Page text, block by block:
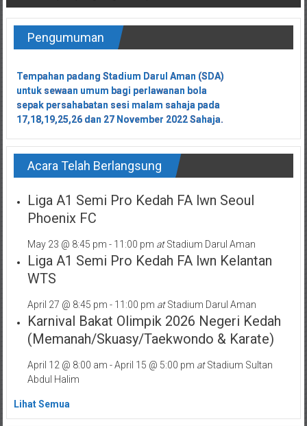
Pengumuman
Tempahan padang Stadium Darul Aman (SDA)
untuk sewaan umum bagi perlawanan bola
sepak persahabatan sesi malam sahaja pada
17,18,19,25,26 dan 27 November 2022 Sahaja.
Tempahan padang Stadium Darul Aman (SDA)
untuk sewaan umum bagi perlawanan bola
sepak persahabatan sesi malam sahaja pada
17,18,19,25,26 dan 27 November 2022 Sahaja.
Acara Telah Berlangsung
Liga A1 Semi Pro Kedah FA lwn Seoul
Phoenix FC
May 23 @ 8:45 pm - 11:00 pm atStadium Darul Aman
Liga A1 Semi Pro Kedah FA lwn Kelantan
WTS
April 27 @ 8:45 pm - 11:00 pm atStadium Darul Aman
Karnival Bakat Olimpik 2026 Negeri Kedah
(Memanah/Skuasy/Taekwondo & Karate)
April 12 @ 8:00 am -April 15 @ 5:00 pm atStadium Sultan
Abdul Halim
Lihat Semua